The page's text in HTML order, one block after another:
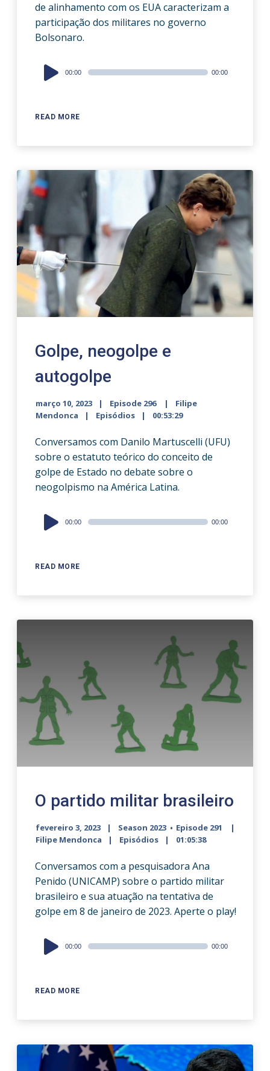
de alinhamento com os EUA caracterizam a
participação dos militares no governo
Bolsonaro.
READ MORE
Audio
Player
00:00 00:00
Golpe, neogolpe e
autogolpe
março 10, 2023 Episode 296
Filipe
Mendonca
Episódios 00:53:29
Conversamos com Danilo Martuscelli (UFU)
sobre o estatuto teórico do conceito de
golpe de Estado no debate sobre o
neogolpismo na América Latina.
READ MORE
Audio
Player
00:00 00:00
O partido militar brasileiro
fevereiro 3, 2023 Season 2023
Episode 291
Filipe Mendonca
Episódios 01:05:38
Conversamos com a pesquisadora Ana
Penido (UNICAMP) sobre o partido militar
brasileiro e sua atuação na tentativa de
golpe em 8 de janeiro de 2023. Aperte o play!
READ MORE
Audio
Player
00:00 00:00